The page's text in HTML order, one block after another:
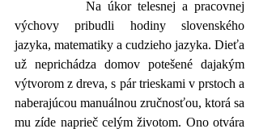
výchovy pribudli hodiny slovenského
jazyka, matematiky a cudzieho jazyka. Dieťa
už neprichádza domov potešené dajakým
výtvorom z dreva, s pár trieskami v prstoch a
naberajúcou manuálnou zručnosťou, ktorá sa
mu zíde naprieč celým životom. Ono otvára